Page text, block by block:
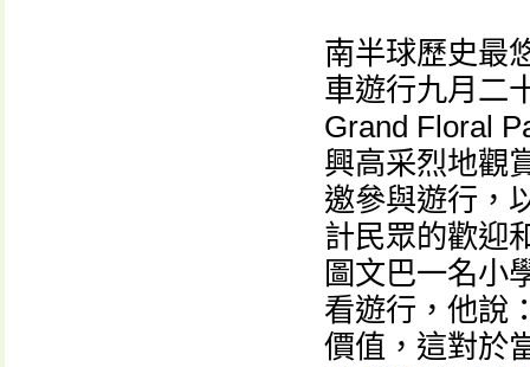
南半球歷史最
車遊行九月二
Grand Floral
興高采烈地觀
邀參與遊行，
計民眾的歡迎
圖文巴一名小
看遊行，他說
價值，這對於